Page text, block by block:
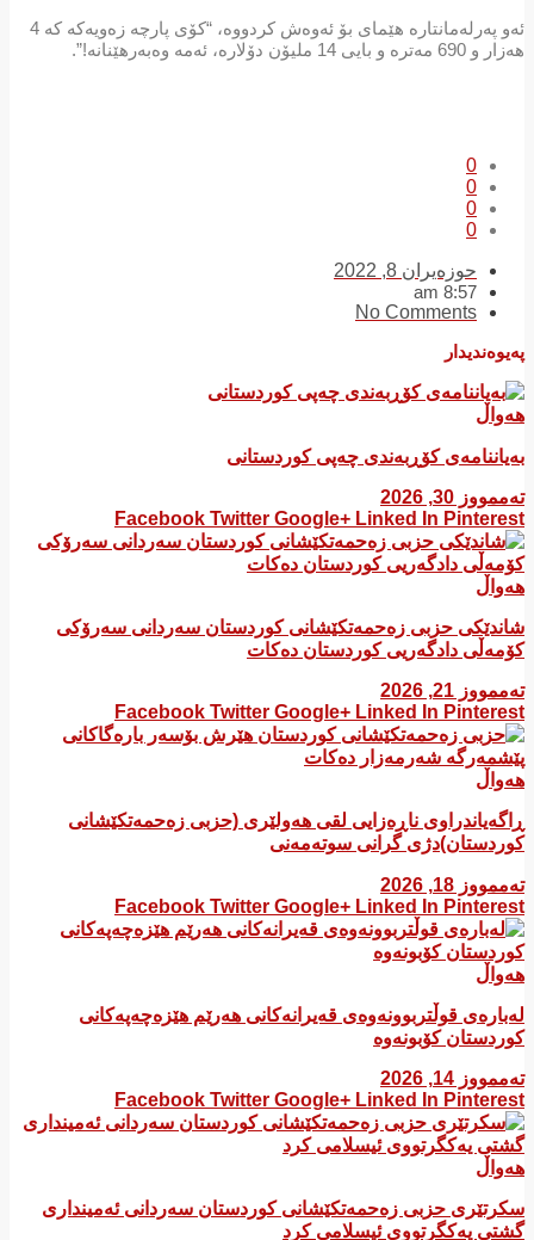
ئەو پەرلەمانتارە هێمای بۆ ئەوەش كردووە، “كۆی پارچە زەویەكە كە 4
هەزار و 690 مەترە و بایی 14 ملیۆن دۆلارە، ئەمە وەبەرهێنانە!”.
0
0
0
0
حوزه‌یران 8, 2022
8:57 am
No Comments
پەیوەندیدار
هەواڵ
بەیاننامەی کۆڕبەندی چەپی کوردستانی
تەممووز 30, 2026
Facebook Twitter Google+ Linked In Pinterest
هەواڵ
شاندێکی حزبی زەحمەتکێشانی کوردستان سەردانی سەرۆکی
کۆمەڵی دادگەریی کوردستان دەکات
تەممووز 21, 2026
Facebook Twitter Google+ Linked In Pinterest
هەواڵ
ڕاگەیاندراوی ناڕەزایی لقی هەولێری (حزبی زەحمەتکێشانی
کوردستان)دژی گرانی سوتەمەنی
تەممووز 18, 2026
Facebook Twitter Google+ Linked In Pinterest
هەواڵ
لەبارەی قوڵتربوونەوەی قەیرانەكانی هەرێم هێزەچەپەكانی
كوردستان كۆبونەوە
تەممووز 14, 2026
Facebook Twitter Google+ Linked In Pinterest
هەواڵ
سکرتێری حزبی زەحمەتکێشانی کوردستان سەردانی ئەمینداری
گشتی یەکگرتووی ئیسلامی کرد